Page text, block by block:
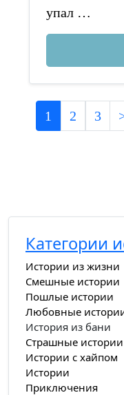
упал …
1 2 3
Категории
Истории из жизни
Смешные истории
Пошлые истории
Любовные
История из бани
Страшные истории
Истории с хайпом
Истории
Приключения